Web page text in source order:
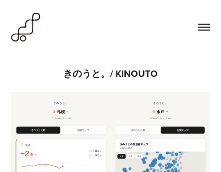
きのうと。/ KINOUTO